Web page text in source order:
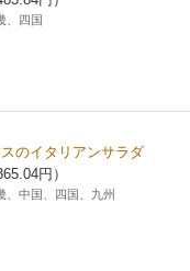
舗限定）
ーク」（店舗限定）
、四国
のイタリアンサラダ
円）
、中国、四国、九州